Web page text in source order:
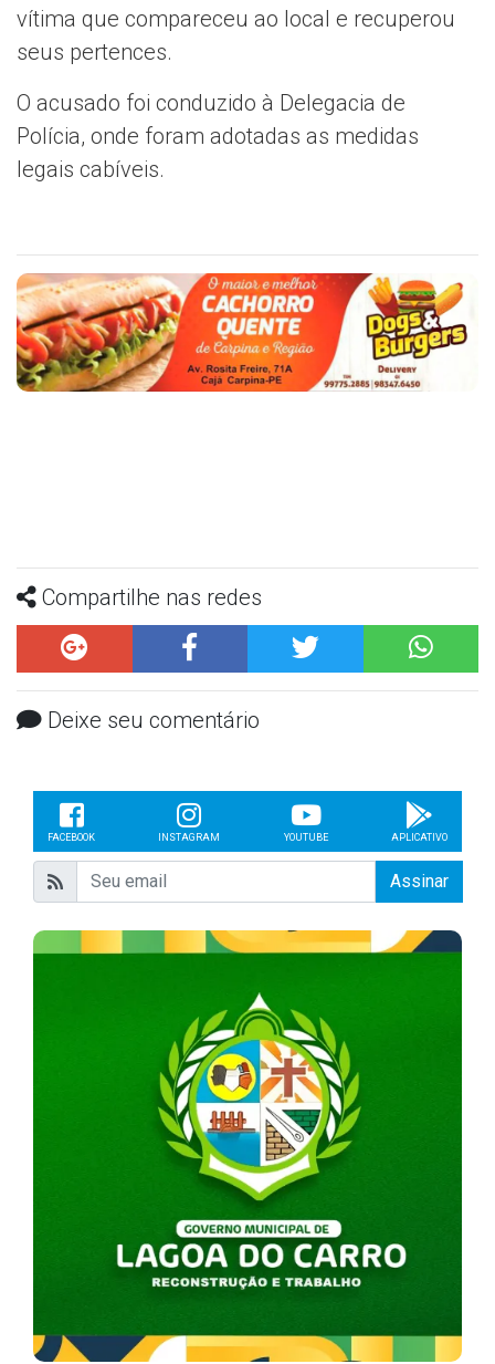
vítima que compareceu ao local e recuperou
seus pertences.
O acusado foi conduzido à Delegacia de
Polícia, onde foram adotadas as medidas
legais cabíveis.
Compartilhe nas redes
Deixe seu comentário
FACEBOOK INSTAGRAM YOUTUBE APLICATIVO
Assinar